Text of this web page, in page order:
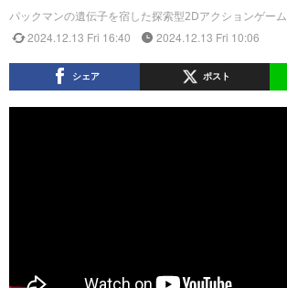
パックマンの遺伝子を宿した探索型2Dアクションゲーム
2024.12.13 Fri 16:40 2024.12.13 Fri 10:06
シェア ポスト